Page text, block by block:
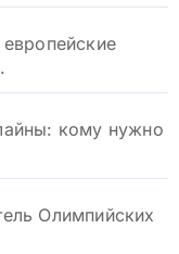
кому нужно
Олимпийских